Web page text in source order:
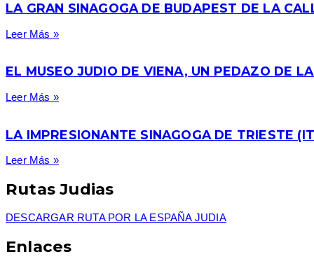
LA GRAN SINAGOGA DE BUDAPEST DE LA
Leer Más »
EL MUSEO JUDIO DE VIENA, UN PEDAZO DE
Leer Más »
LA IMPRESIONANTE SINAGOGA DE TRIESTE
Leer Más »
Rutas Judias
DESCARGAR RUTA POR LA ESPAÑA JUDIA
Enlaces